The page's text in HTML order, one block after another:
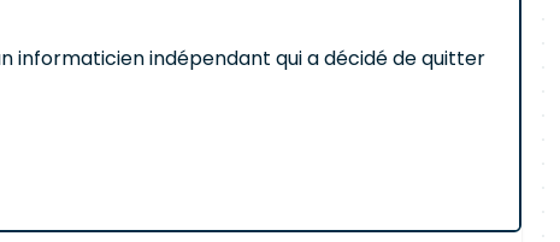
informaticien indépendant qui a décidé de quitter